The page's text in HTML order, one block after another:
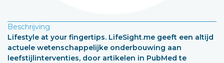
Beschrijving
Lifestyle at your fingertips. LifeSight.me geeft een altijd
actuele wetenschappelijke onderbouwing aan
leefstijlinterventies, door artikelen in PubMed te